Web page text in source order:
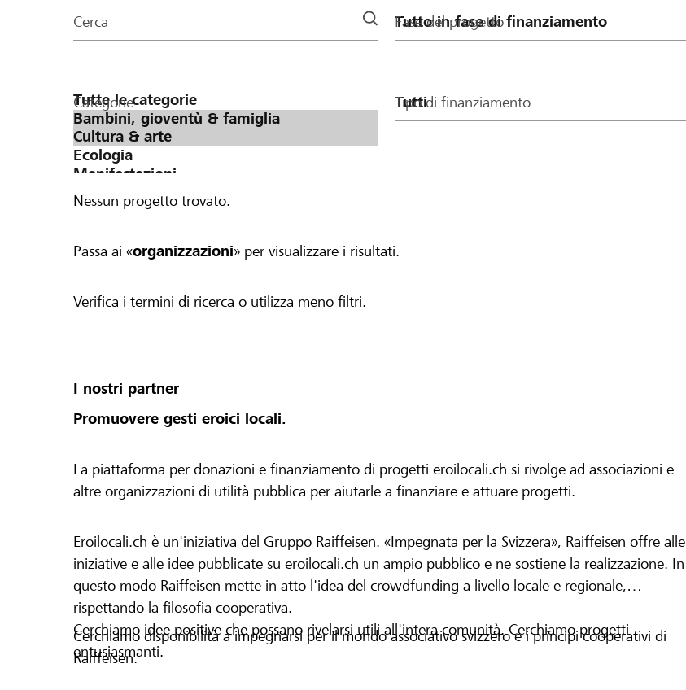
della
Cerca Fase del progetto
Categorie Tipo di finanziamento
Nessun progetto trovato.
Passa ai «organizzazioni» per visualizzare i risultati.
Verifica i termini di ricerca o utilizza meno filtri.
I nostri partner
Promuovere gesti eroici locali.
La piattaforma per donazioni e finanziamento di progetti eroilocali.ch si rivolge ad associazioni e
altre organizzazioni di utilità pubblica per aiutarle a finanziare e attuare progetti.
Eroilocali.ch è un'iniziativa del Gruppo Raiffeisen. «Impegnata per la Svizzera», Raiffeisen offre alle
iniziative e alle idee pubblicate su eroilocali.ch un ampio pubblico e ne sostiene la realizzazione. In
questo modo Raiffeisen mette in atto l'idea del crowdfunding a livello locale e regionale,
rispettando la filosofia cooperativa.
Cerchiamo idee positive che possano rivelarsi utili all'intera comunità. Cerchiamo progetti
entusiasmanti.
Cerchiamo disponibilità a impegnarsi per il mondo associativo svizzero e i principi cooperativi di
Raiffeisen.